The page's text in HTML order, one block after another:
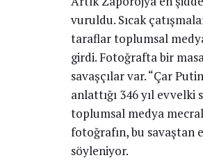
vuruldu. Sıcak
taraflar toplumsal
girdi. Fotoğrafta bir
savaşçılar var. “Çar
anlattığı 346 yıl evvelki
toplumsal medya
fotoğrafın, bu savaştan
söyleniyor.